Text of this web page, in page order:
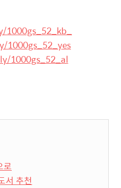
1000gs_52_yes
1000gs_52_al
로
서 추천